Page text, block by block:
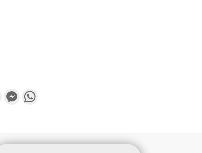
Gmail Messenger